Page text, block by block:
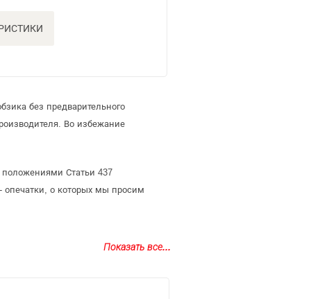
без предварительного
Во избежание
положениями Статьи 437
опечатки, о которых мы просим
Показать все...